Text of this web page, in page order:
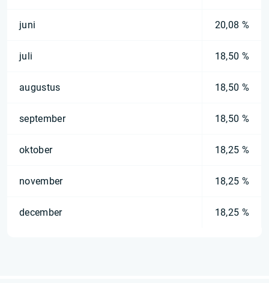
juni 20,08 %
juli 18,50 %
augustus 18,50 %
september 18,50 %
oktober 18,25 %
november 18,25 %
december 18,25 %